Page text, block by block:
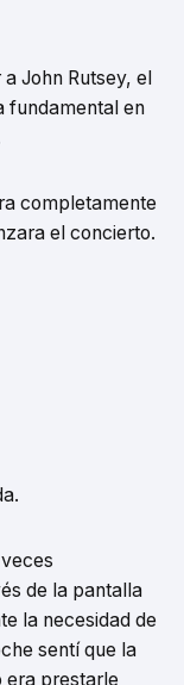
John Rutsey, el
fundamental en
completamente
el concierto.
de la pantalla
la necesidad de
sentí que la
era prestarle